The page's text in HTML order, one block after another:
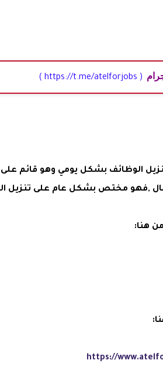
( https://t.me/atelforjobs )
الوظائف بشكل يومي وهو قائم على
,فهو مختص بشكل عام على تنزيل
هنا:
https://